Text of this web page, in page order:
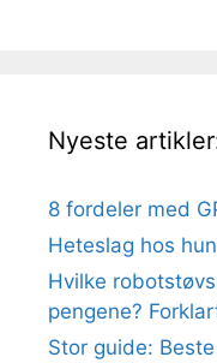
Nyeste
8 fordeler med
Heteslag hos
Hvilke
pengene?
Stor guide: